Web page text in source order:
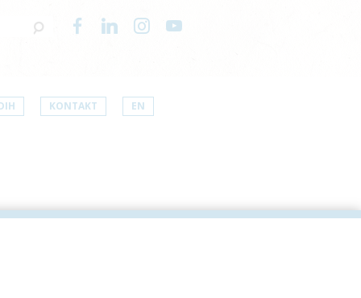
KONTAKT EN